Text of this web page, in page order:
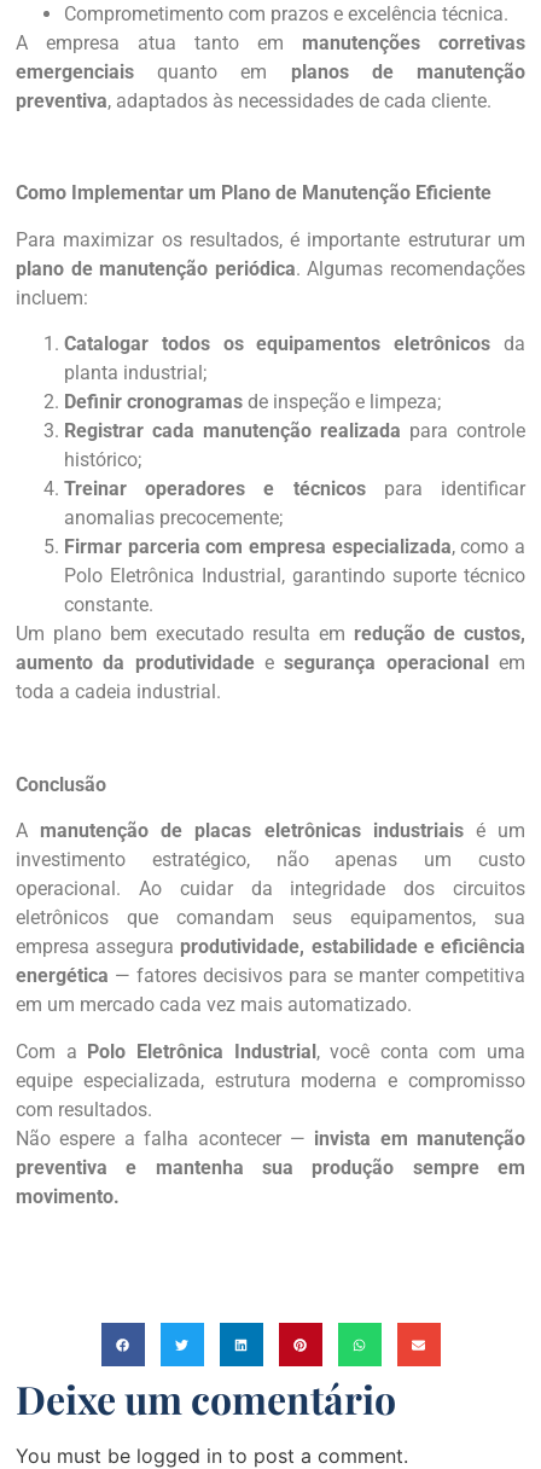
Comprometimento com prazos e excelência técnica.
A empresa atua tanto em manutenções corretivas
emergenciais quanto em planos de manutenção
preventiva, adaptados às necessidades de cada cliente.
Como Implementar um Plano de Manutenção Eficiente
Para maximizar os resultados, é importante estruturar um
plano de manutenção periódica. Algumas recomendações
incluem:
Catalogar todos os equipamentos eletrônicos da
planta industrial;
Definir cronogramas de inspeção e limpeza;
Registrar cada manutenção realizada para controle
histórico;
Treinar operadores e técnicospara identificar
anomalias precocemente;
Firmar parceria com empresa especializada, como a
Polo Eletrônica Industrial, garantindo suporte técnico
constante.
Um plano bem executado resulta em redução de custos,
aumento da produtividadeesegurança operacionalem
toda a cadeia industrial.
Conclusão
A manutenção de placas eletrônicas industriaisé um
investimento estratégico, não apenas um custo
operacional. Ao cuidar da integridade dos circuitos
eletrônicos que comandam seus equipamentos, sua
empresa assegura produtividade, estabilidade e eficiência
energética — fatores decisivos para se manter competitiva
em um mercado cada vez mais automatizado.
Com a Polo Eletrônica Industrial, você conta com uma
equipe especializada, estrutura moderna e compromisso
com resultados.
Não espere a falha acontecer — invista em manutenção
preventiva e mantenha sua produção sempre em
movimento.
Deixe um comentário
You must be logged in to post a comment.